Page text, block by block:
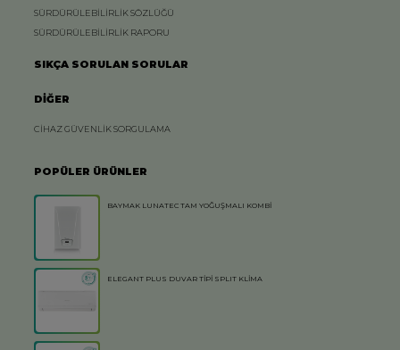
SÜRDÜRÜLEBİLİRLİK SÖZLÜĞÜ
SÜRDÜRÜLEBİLİRLİK RAPORU
SIKÇA SORULAN SORULAR
DİĞER
CİHAZ GÜVENLİK SORGULAMA
POPÜLER ÜRÜNLER
BAYMAK LUNATEC TAM YOĞUŞMALI KOMBİ
ELEGANT PLUS DUVAR TİPİ SPLIT KLİMA